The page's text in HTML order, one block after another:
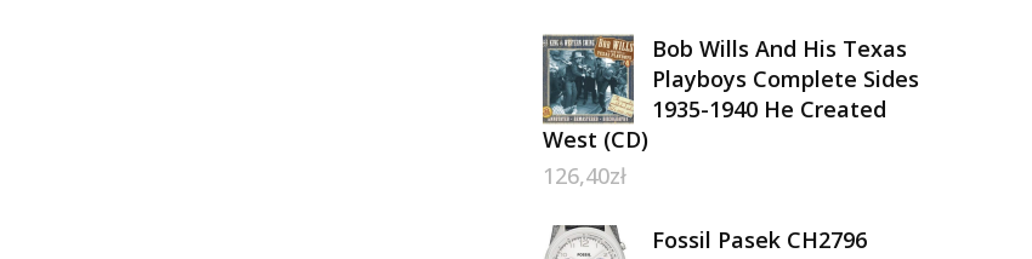
Bob Wills And His Texas
Playboys Complete Sides
1935-1940 He Created
West (CD)
126,40zł
Fossil Pasek CH2796